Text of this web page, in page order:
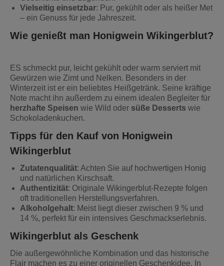
Vielseitig einsetzbar: Pur, gekühlt oder als heißer Met
– ein Genuss für jede Jahreszeit.
Wie genießt man Honigwein Wikingerblut?
ES schmeckt pur, leicht gekühlt oder warm serviert mit
Gewürzen wie Zimt und Nelken. Besonders in der
Winterzeit ist er ein beliebtes Heißgetränk. Seine kräftige
Note macht ihn außerdem zu einem idealen Begleiter für
herzhafte Speisen wie Wild oder süße Desserts wie
Schokoladenkuchen.
Tipps für den Kauf von Honigwein
Wikingerblut
Zutatenqualität: Achten Sie auf hochwertigen Honig
und natürlichen Kirschsaft.
Authentizität: Originale Wikingerblut-Rezepte folgen
oft traditionellen Herstellungsverfahren.
Alkoholgehalt: Meist liegt dieser zwischen 9 % und
14 %, perfekt für ein intensives Geschmackserlebnis.
Wikingerblut als Geschenk
Die außergewöhnliche Kombination und das historische
Flair machen es zu einer originellen Geschenkidee. In